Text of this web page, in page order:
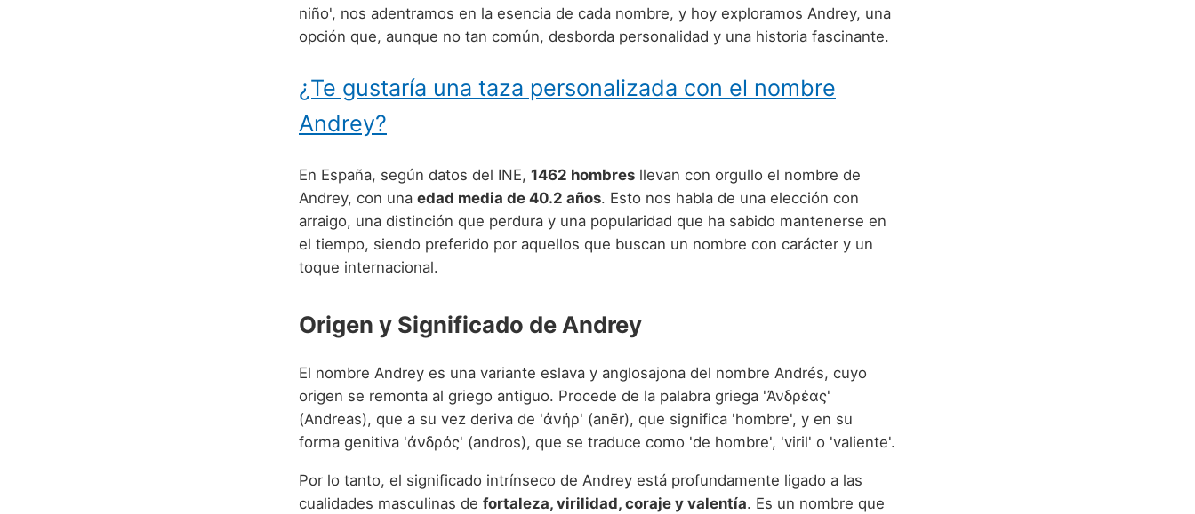
niño', nos adentramos en la esencia de cada nombre, y hoy exploramos Andrey, una
opción que, aunque no tan común, desborda personalidad y una historia fascinante.
¿Te gustaría una taza personalizada con el nombre
Andrey?
En España, según datos del INE, 1462 hombres llevan con orgullo el nombre de
Andrey, con una edad media de 40.2 años. Esto nos habla de una elección con
arraigo, una distinción que perdura y una popularidad que ha sabido mantenerse en
el tiempo, siendo preferido por aquellos que buscan un nombre con carácter y un
toque internacional.
Origen y Significado de Andrey
El nombre Andrey es una variante eslava y anglosajona del nombre Andrés, cuyo
origen se remonta al griego antiguo. Procede de la palabra griega 'Ἀνδρέας'
(Andreas), que a su vez deriva de 'ἀνήρ' (anēr), que significa 'hombre', y en su
forma genitiva 'ἀνδρός' (andros), que se traduce como 'de hombre', 'viril' o 'valiente'.
Por lo tanto, el significado intrínseco de Andrey está profundamente ligado a las
cualidades masculinas de fortaleza, virilidad, coraje y valentía. Es un nombre que